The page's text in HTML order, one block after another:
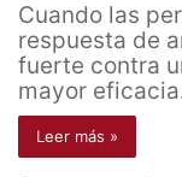
Cuando las
respuesta de
fuerte contra
mayor
Leer más »